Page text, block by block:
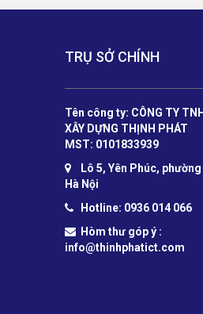
TRỤ SỞ CHÍNH
Tên công ty: CÔNG TY
XÂY DỰNG THỊNH PHÁT
MST: 0101833939
Lô 5, Yên Phúc,
Hà Nội
Hotline: 0936 014 066
Hòm thư góp ý :
info@thinhphatict.com